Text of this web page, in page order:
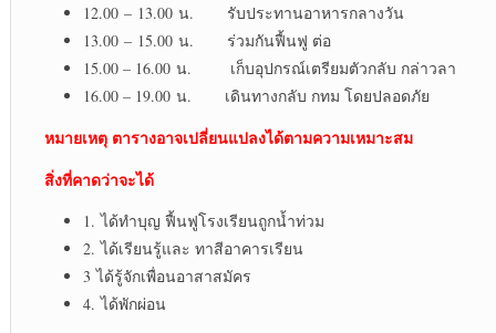
12.00 – 13.00 น. รับประทานอาหารกลางวัน
13.00 – 15.00 น. ร่วมกันฟื้นฟู ต่อ
15.00 – 16.00 น. เก็บอุปกรณ์เตรียมตัวกลับ กล่าวลา
16.00 – 19.00 น. เดินทางกลับ กทม โดยปลอดภัย
หมายเหตุ ตารางอาจเปลี่ยนแปลงได้ตามความเหมาะสม
สิ่งที่คาดว่าจะได้
1. ได้ทำบุญ ฟื้นฟูโรงเรียนถูกน้ำท่วม
2. ได้เรียนรู้และ ทาสีอาคารเรียน
3 ได้รู้จักเพื่อนอาสาสมัคร
4. ได้พักผ่อน